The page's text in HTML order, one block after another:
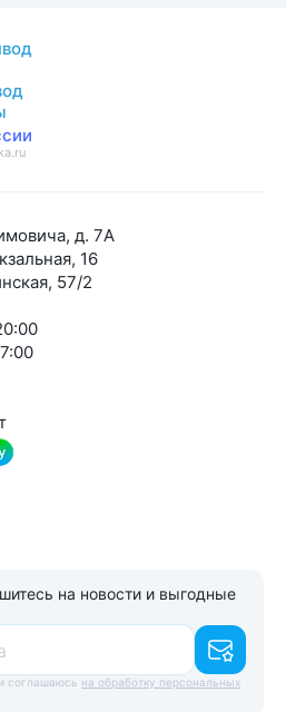
д. 7A
16
57/2
на новости и выгодные
и соглашаюсь на обработку персональных